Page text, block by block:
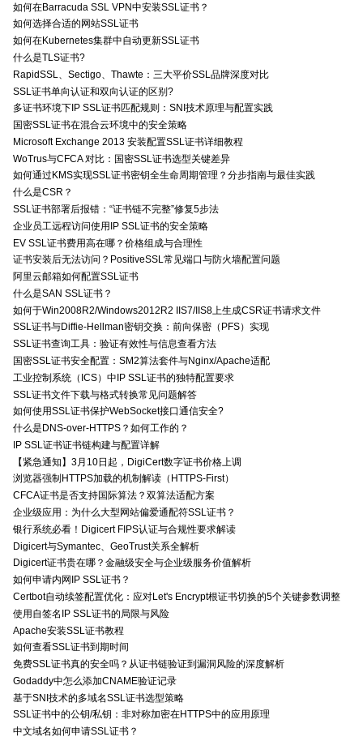
如何在Barracuda SSL VPN中安装SSL证书？
如何选择合适的网站SSL证书
如何在Kubernetes集群中自动更新SSL证书
什么是TLS证书?
RapidSSL、Sectigo、Thawte：三大平价SSL品牌深度对比
SSL证书单向认证和双向认证的区别?
多证书环境下IP SSL证书匹配规则：SNI技术原理与配置实践
国密SSL证书在混合云环境中的安全策略
Microsoft Exchange 2013 安装配置SSL证书详细教程
WoTrus与CFCA 对比：国密SSL证书选型关键差异
如何通过KMS实现SSL证书密钥全生命周期管理？分步指南与最佳实践
什么是CSR？
SSL证书部署后报错：“证书链不完整”修复5步法
企业员工远程访问使用IP SSL证书的安全策略
EV SSL证书费用高在哪？价格组成与合理性
证书安装后无法访问？PositiveSSL常见端口与防火墙配置问题
阿里云邮箱如何配置SSL证书
什么是SAN SSL证书？
如何于Win2008R2/Windows2012R2 IIS7/IIS8上生成CSR证书请求文件
SSL证书与Diffie-Hellman密钥交换：前向保密（PFS）实现
SSL证书查询工具：验证有效性与信息查看方法
国密SSL证书安全配置：SM2算法套件与Nginx/Apache适配
工业控制系统（ICS）中IP SSL证书的独特配置要求
SSL证书文件下载与格式转换常见问题解答
如何使用SSL证书保护WebSocket接口通信安全?
什么是DNS-over-HTTPS？如何工作的？
IP SSL证书证书链构建与配置详解
【紧急通知】3月10日起，DigiCert数字证书价格上调
浏览器强制HTTPS加载的机制解读（HTTPS-First）
CFCA证书是否支持国际算法？双算法适配方案
企业级应用：为什么大型网站偏爱通配符SSL证书？
银行系统必看！Digicert FIPS认证与合规性要求解读
Digicert与Symantec、GeoTrust关系全解析
Digicert证书贵在哪？金融级安全与企业级服务价值解析
如何申请内网IP SSL证书？
Certbot自动续签配置优化：应对Let's Encrypt根证书切换的5个关键参数调整
使用自签名IP SSL证书的局限与风险
Apache安装SSL证书教程
如何查看SSL证书到期时间
免费SSL证书真的安全吗？从证书链验证到漏洞风险的深度解析
Godaddy中怎么添加CNAME验证记录
基于SNI技术的多域名SSL证书选型策略
SSL证书中的公钥/私钥：非对称加密在HTTPS中的应用原理
中文域名如何申请SSL证书？